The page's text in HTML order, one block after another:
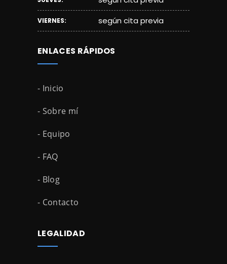
VIERNES: según cita previa
ENLACES RÁPIDOS
- Inicio
- Sobre mí
- Equipo
- FAQ
- Blog
- Contacto
LEGALIDAD